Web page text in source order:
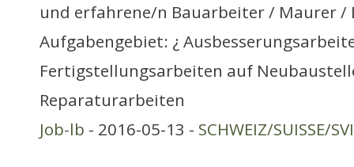
und erfahrene/n Bauarbeiter / Maurer /
Aufgabengebiet: ¿
Fertigstellungsarbeiten auf
Reparaturarbeiten
Job-lb - 2016-05-13 - SCHWEIZ/SUISSE/